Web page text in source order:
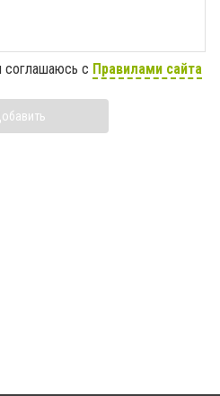
соглашаюсь с Правилами сайта